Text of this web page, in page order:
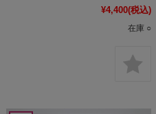
¥4,400(税込)
在庫 ○